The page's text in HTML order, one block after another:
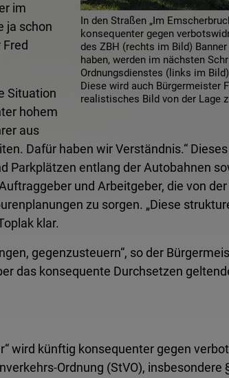
In den Straßen „Im
konsequenter gegen
des ZBH (rechts im Bild)
haben, werden im nächsten
Ordnungsdienstes (links im
Diese wird auch Bürgermeister
realistisches Bild von der Lage
im
ja schon
Situation
hohem
aus
Dafür haben wir Verständnis.“
Parkplätzen entlang der Autobahnen
und Arbeitgeber, die von
zu sorgen. „Diese
klar.
gegenzusteuern“, so der
das konsequente Durchsetzen
wird künftig konsequenter gegen
Ordnung (StVO), insbesondere